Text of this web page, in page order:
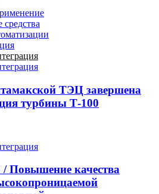
ТЭЦ завершена
турбины Т-100
Повышение качества